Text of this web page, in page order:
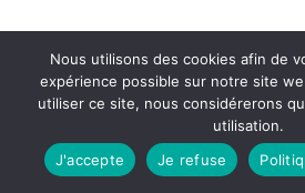
Nous utilisons des cookies afin de
expérience possible sur notre site
utiliser ce site, nous considérerons
utilisation.
J'accepte
Je refuse